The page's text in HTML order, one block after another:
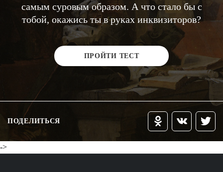
самым суровым образом. А что стало бы с
тобой, окажись ты в руках инквизиторов?
ПРОЙТИ ТЕСТ
ПОДЕЛИТЬСЯ
->